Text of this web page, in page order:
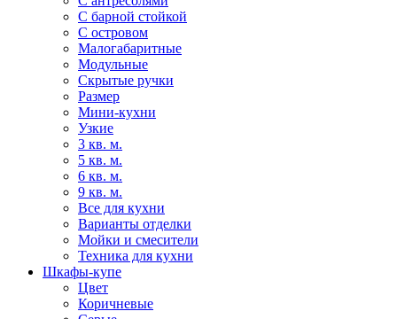
С барной стойкой
С островом
Малогабаритные
Модульные
Скрытые ручки
Размер
Мини-кухни
Узкие
3 кв. м.
5 кв. м.
6 кв. м.
9 кв. м.
Все для кухни
Варианты отделки
Мойки и смесители
Техника для кухни
Шкафы-купе
Цвет
Коричневые